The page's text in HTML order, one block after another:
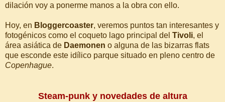
dilación voy a ponerme manos a la obra con ello.
Hoy, en Bloggercoaster, veremos puntos tan interesantes y
fotogénicos como el coqueto lago principal del Tivoli, el
área asiática de Daemonen o alguna de las bizarras flats
que esconde este idílico parque situado en pleno centro de
Copenhague.
Steam-punk y novedades de altura